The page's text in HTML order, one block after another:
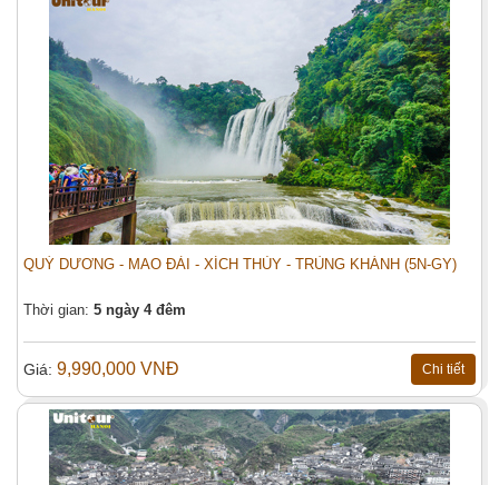
QUÝ DƯƠNG - MAO ĐÀI - XÍCH THỦY - TRÙNG KHÁNH (5N-GY)
Thời gian: 5 ngày 4 đêm
Giá: 9,990,000 VNĐ Chi tiết
Địa chỉ:
Tiêu đề:
Số người (*): Người lớn
Trẻ em
Nội dung: